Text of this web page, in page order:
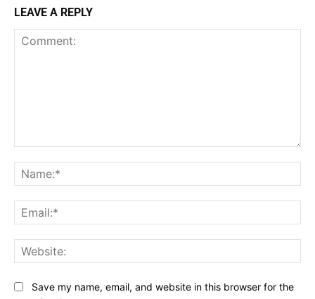
LEAVE A REPLY
Save my name, email, and website in this browser for the